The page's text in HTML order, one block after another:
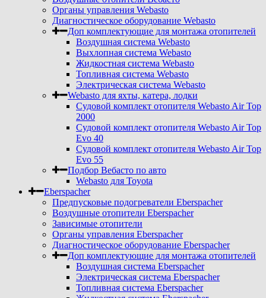
Органы управления Webasto
Диагностическое оборудование Webasto
Доп комплектующие для монтажа отопителей
Воздушная система Webasto
Выхлопная система Webasto
Жидкостная система Webasto
Топливная система Webasto
Электрическая система Webasto
Webasto для яхты, катера, лодки
Судовой комплект отопителя Webasto Air Top
2000
Судовой комплект отопителя Webasto Air Top
Evo 40
Судовой комплект отопителя Webasto Air Top
Evo 55
Подбор Вебасто по авто
Webasto для Toyota
Eberspacher
Предпусковые подогреватели Eberspacher
Воздушные отопители Eberspacher
Зависимые отопители
Органы управления Eberspacher
Диагностическое оборудование Eberspacher
Доп комплектующие для монтажа отопителей
Воздушная система Eberspacher
Электрическая система Eberspacher
Топливная система Eberspacher